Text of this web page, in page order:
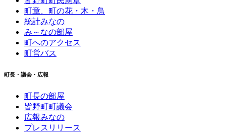
町章、町の花・木・鳥
統計みなの
み～なの部屋
町へのアクセス
町営バス
町長・議会・広報
町長の部屋
皆野町町議会
広報みなの
プレスリリース